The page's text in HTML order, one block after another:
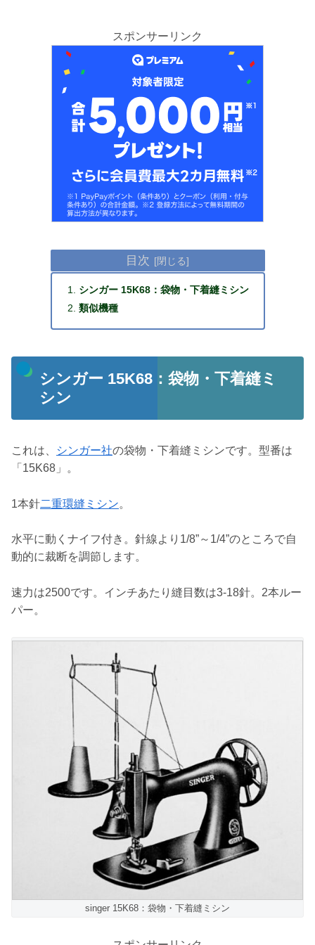
スポンサーリンク
目次
シンガー 15K68：袋物・下着縫ミシン
類似機種
シンガー 15K68：袋物・下着縫ミ
シン
これは、 シンガー社の袋物・下着縫ミシンです。型番は
「15K68」。
1本針二重環縫ミシン。
水平に動くナイフ付き。針線より1/8”～1/4”のところで自
動的に裁断を調節します。
速力は2500です。インチあたり縫目数は3-18針。2本ルー
パー。
singer 15K68：袋物・下着縫ミシン